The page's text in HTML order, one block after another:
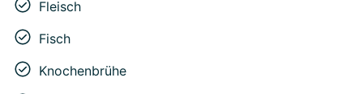
Fleisch
Fisch
Knochenbrühe